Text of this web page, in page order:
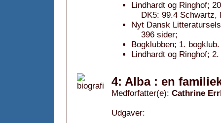
Lindhardt og Ringhof;
DK5: 99.4 Schwartz,
Nyt Dansk
396 sider;
Bogklubben; 1.
Lindhardt og Ringhof;
4: Alba : en
Medforfatter(e): Cathrine
Udgaver: